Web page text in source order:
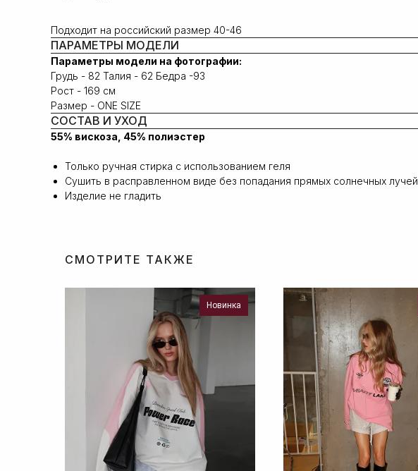
Подходит на российский размер 40-46
ПАРАМЕТРЫ МОДЕЛИ
Параметры модели на фотографии:
Грудь - 82 Талия - 62 Бедра -93
Рост - 169 см
Размер - ONE SIZE
СОСТАВ И УХОД
55% вискоза, 45% полиэстер
Только ручная стирка с использованием геля
Сушить в расправленном виде без попадания прямых солнечных лучей
Изделие не гладить
СМОТРИТЕ ТАКЖЕ
Новинка